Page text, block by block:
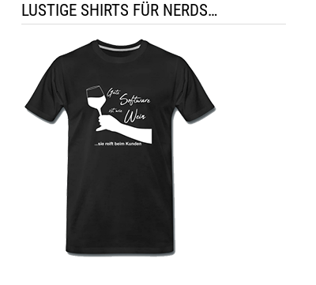
LUSTIGE SHIRTS FÜR NERDS…